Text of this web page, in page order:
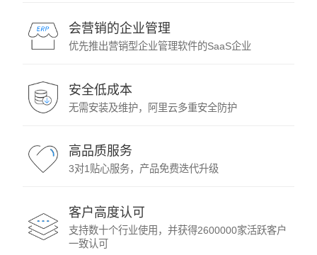
会营销的企业管理
优先推出营销型企业管理软件的SaaS企业
安全低成本
无需安装及维护，阿里云多重安全防护
高品质服务
3对1贴心服务，产品免费迭代升级
客户高度认可
支持数十个行业使用，并获得2600000家活跃客户
一致认可